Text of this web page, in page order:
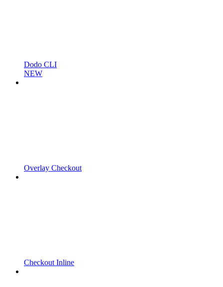
Dodo CLI
NEW
Overlay Checkout
Checkout Inline